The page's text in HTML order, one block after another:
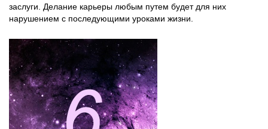
заслуги. Делание карьеры любым путем будет для них
нарушением с последующими уроками жизни.